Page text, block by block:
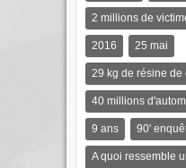
2 millions de
2016 25 mai
29 kg de résine de
40 millions
9 ans 90'
A quoi ressemble